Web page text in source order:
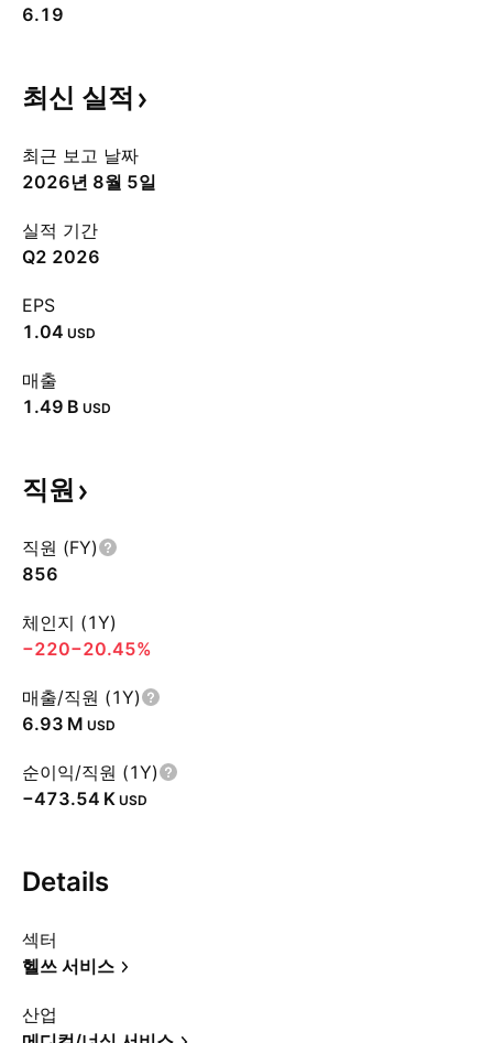
6.19
최신 실적
최근 보고 날짜
2026년 8월 5일
실적 기간
Q2 2026
EPS
1.04 USD
매출
‪1.49 B‬ USD
직원
직원 (FY)
856
체인지 (1Y)
−220−20.45%
매출/직원 (1Y)
‪6.93 M‬ USD
순이익/직원 (1Y)
‪−473.54 K‬ USD
Details
섹터
헬쓰 서비스
산업